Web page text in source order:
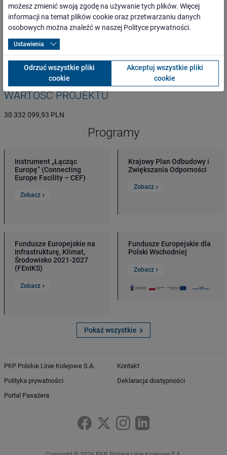
ogół społeczeństwa, mieszkańcy najbliższego otoczenia inwestycji
oraz całego regionu,
osoby o ograniczonej możliwości poruszania się,
przewoźnicy oraz inni kontrahenci,
media lokalne, regionalne, branżowe i ogólnopolskie,
administracja rządowa i samorządowa,
organizacje pozarządowe.
WARTOŚĆ PROJEKTU
30 332 099,93 PLN
Programy
Instrument „Łącząc
Europę” (Connecting
Europe Facility – CEF)
Zobacz
Krajowy Plan Odbudowy i
Zwiększania Odporności
Zobacz
Fundusze Europejskie na
Infrastrukturę, Klimat,
Środowisko 2021-2027
(FEnIKS)
Zobacz
Fundusze Europejskie dla
Polski Wschodniej
Zobacz
Pokaż wszystkie
PKP Polskie Linie Kolejowe S.A.
Polityka prywatności
Portal Pasażera
Kontakt
Deklaracja dostępności
możesz zmienić swoją zgodę na używanie tych plików. Więcej
informacji na temat plików cookie oraz przetwarzaniu danych
osobowych można znaleźć w naszej Polityce prywatności.
Ustawienia
Odrzuć wszystkie pliki
cookie
Akceptuj wszystkie pliki
cookie